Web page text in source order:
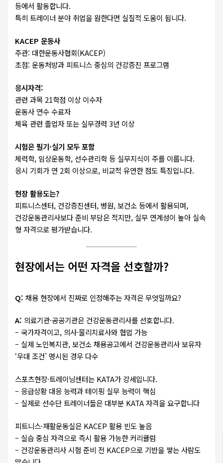
등에서 활동합니다.
특히 트레이너 분야 취업을 원한다면 실질적 도움이 됩니다.
KACEP 운동사
주관: 대한운동사협회(KACEP)
초점: 운동처방과 피트니스 중심의 건강증진 프로그램
응시자격:
관련 과목 21학점 이상 이수자
운동사 연수 수료자
체육 관련 졸업자 또는 실무경력 3년 이상
시험은 필기·실기 모두 포함
체력학, 임상운동학, 선수관리학 등 실무지식이 주를 이룹니다.
응시 기회가 연 2회 이상으로, 비교적 유연한 점도 특징입니다.
현장 활용도는?
피트니스센터, 건강증진센터, 병원, 보건소 등에서 활용되며,
건강운동관리사보다 준비 부담은 적지만, 실무 연계성이 높아 실속
형 자격으로 평가받습니다.
현장에서는 어떤 자격을 선호할까?
Q: 채용 현장에서 진짜로 인정해주는 자격은 무엇일까요?
A: 의료기관·공공기관은 건강운동관리사를 선호합니다.
– 국가자격이고, 의사·물리치료사와 협업 가능
– 실제 노인복지관, 보건소 채용공고에서 건강운동관리사 보유자
‘우대 조건’ 명시된 경우 다수
스포츠현장·트레이닝센터는 KATA가 강세입니다.
– 응급상황 대응 능력과 테이핑 실무 능력이 핵심
– 실제로 선수단 트레이너들은 대부분 KATA 자격을 요구합니다
피트니스·재활운동실은 KACEP 활용 빈도 높음
– 실습 중심 자격으로 즉시 활용 가능한 커리큘럼
– 건강운동관리사 시험 준비 전 KACEP으로 기반을 쌓는 사람도